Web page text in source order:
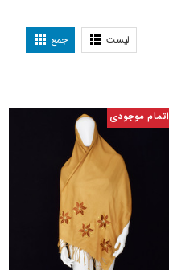
لیست جمع
اتمام موجودی